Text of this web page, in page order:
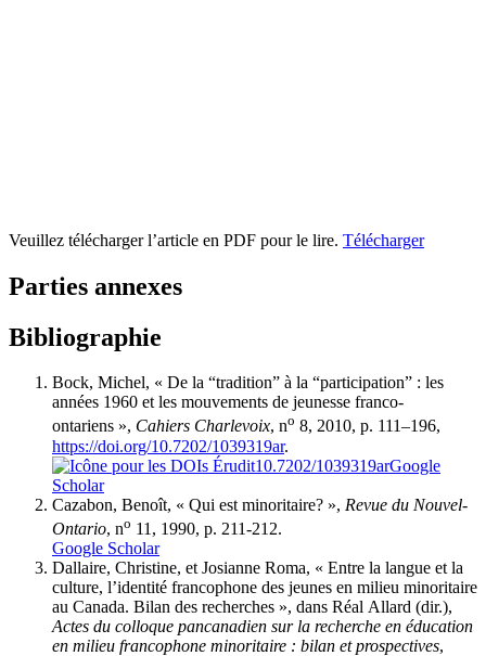
Veuillez télécharger l’article en PDF pour le lire. Télécharger
Parties annexes
Bibliographie
Bock, Michel, « De la “tradition” à la “participation” : les
années 1960 et les mouvements de jeunesse franco-
ontariens », Cahiers Charlevoix, no 8, 2010, p. 111–196,
https://doi.org/10.7202/1039319ar.
10.7202/1039319arGoogle
Scholar
Cazabon, Benoît, « Qui est minoritaire? », Revue du Nouvel-
Ontario, no 11, 1990, p. 211-212.
Google Scholar
Dallaire, Christine, et Josianne Roma, « Entre la langue et la
culture, l’identité francophone des jeunes en milieu minoritaire
au Canada. Bilan des recherches », dans Réal Allard (dir.),
Actes du colloque pancanadien sur la recherche en éducation
en milieu francophone minoritaire : bilan et prospectives,